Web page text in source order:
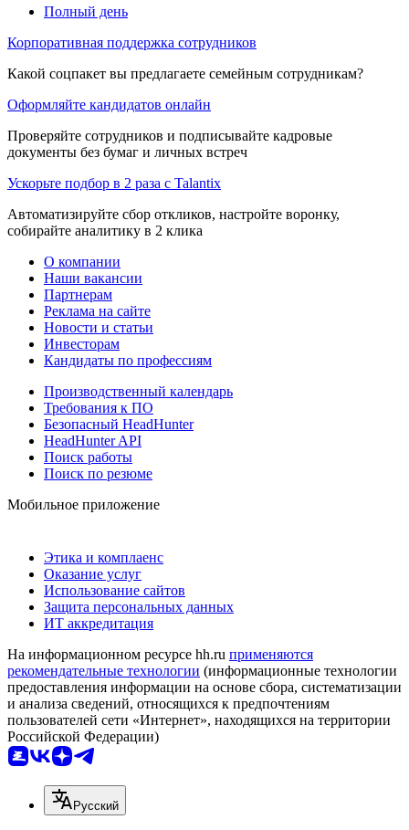
Полный день
Корпоративная поддержка сотрудников
Какой соцпакет вы предлагаете семейным сотрудникам?
Оформляйте кандидатов онлайн
Проверяйте сотрудников и подписывайте кадровые
документы без бумаг и личных встреч
Ускорьте подбор в 2 раза с Talantix
Автоматизируйте сбор откликов, настройте воронку,
собирайте аналитику в 2 клика
О компании
Наши вакансии
Партнерам
Реклама на сайте
Новости и статьи
Инвесторам
Кандидаты по профессиям
Производственный календарь
Требования к ПО
Безопасный HeadHunter
HeadHunter API
Поиск работы
Поиск по резюме
Мобильное приложение
Этика и комплаенс
Оказание услуг
Использование сайтов
Защита персональных данных
ИТ аккредитация
На информационном ресурсе hh.ru применяются
рекомендательные технологии (информационные технологии
предоставления информации на основе сбора, систематизации
и анализа сведений, относящихся к предпочтениям
пользователей сети «Интернет», находящихся на территории
Российской Федерации)
Русский